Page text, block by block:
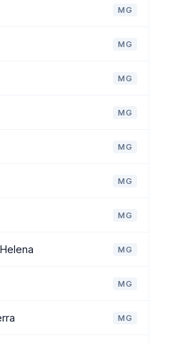
MG
MG
MG
MG
MG
MG
MG
MG
MG
MG